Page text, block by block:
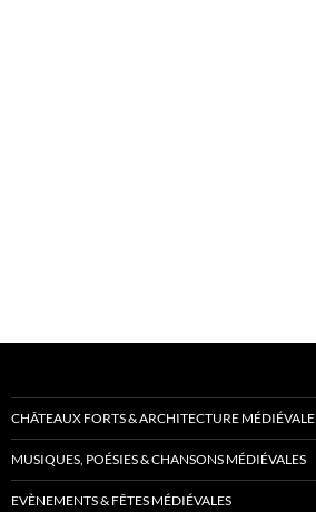
CHÂTEAUX FORTS & ARCHITECTURE MÉDIÉVALE
MUSIQUES, POÉSIES & CHANSONS MÉDIÉVALES
EVÈNEMENTS & FÊTES MÉDIÉVALES